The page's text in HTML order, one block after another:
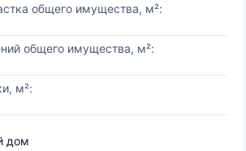
общего имущества, м²:
общего имущества, м²:
м²:
дом